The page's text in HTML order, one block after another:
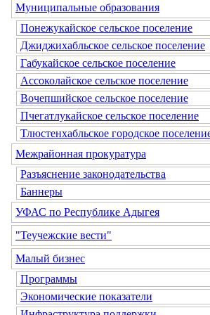
Муниципальные образования
Понежукайское сельское поселение
Джиджихабльское сельское поселение
Габукайское сельское поселение
Ассоколайское сельское поселение
Вочепшийское сельское поселение
Пчегатлукайское сельское поселение
Тлюстенхабльское городское
Межрайонная прокуратура
Разъяснение законодательства
Баннеры
УФАС по Республике Адыгея
"Теучежские вести"
Малый бизнес
Программы
Экономические показатели